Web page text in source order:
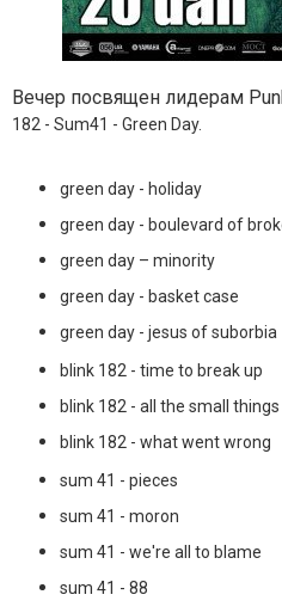
Вечер посвящен лидерам
182 - Sum41 - Green Day.
green day - holiday
green day - boulevard of
green day – minority
green day - basket case
green day - jesus of suborbia
blink 182 - time to break up
blink 182 - all the small things
blink 182 - what went wrong
sum 41 - pieces
sum 41 - moron
sum 41 - we're all to blame
sum 41 - 88